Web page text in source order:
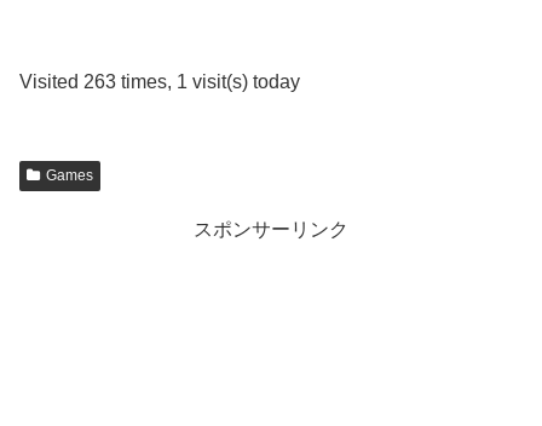
Visited 263 times, 1 visit(s) today
Games
スポンサーリンク